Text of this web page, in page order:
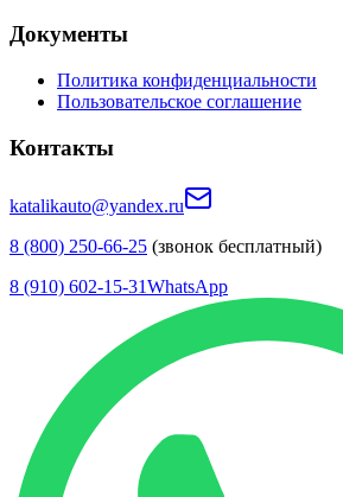
Документы
Политика конфиденциальности
Пользовательское соглашение
Контакты
katalikauto@yandex.ru
8 (800) 250-66-25 (звонок бесплатный)
8 (910) 602-15-31WhatsApp